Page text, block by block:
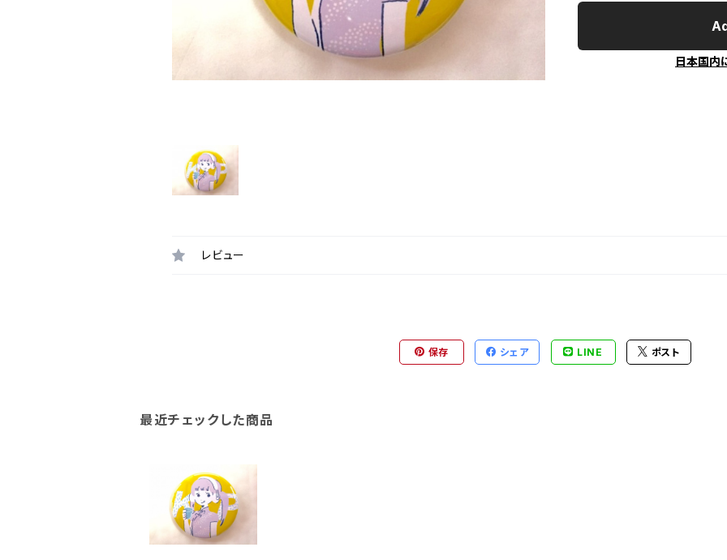
日本国内
レビュー
保存 シェア LINE ポスト
最近チェックした商品